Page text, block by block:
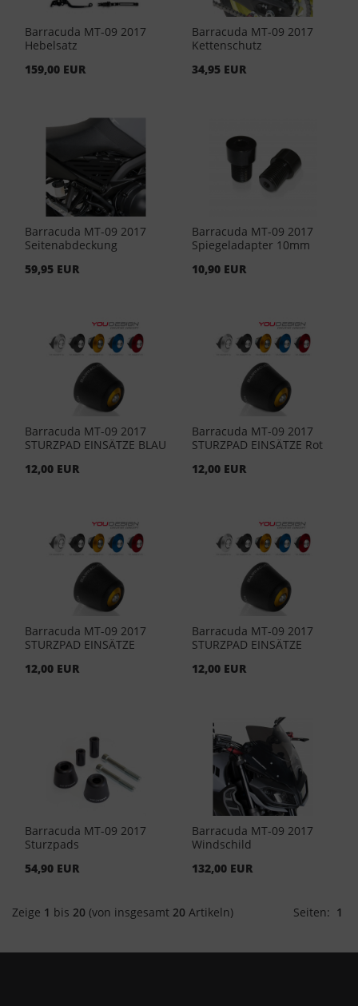
Barracuda MT-09 2017
Hebelsatz
159,00 EUR
Barracuda MT-09 2017
Kettenschutz
34,95 EUR
Barracuda MT-09 2017
Seitenabdeckung
59,95 EUR
Barracuda MT-09 2017
Spiegeladapter 10mm
10,90 EUR
Barracuda MT-09 2017
STURZPAD EINSÄTZE BLAU
12,00 EUR
Barracuda MT-09 2017
STURZPAD EINSÄTZE Rot
12,00 EUR
Barracuda MT-09 2017
STURZPAD EINSÄTZE
12,00 EUR
Barracuda MT-09 2017
STURZPAD EINSÄTZE
12,00 EUR
Barracuda MT-09 2017
Sturzpads
54,90 EUR
Barracuda MT-09 2017
Windschild
132,00 EUR
Zeige 1 bis 20 (von insgesamt 20 Artikeln) Seiten: 1